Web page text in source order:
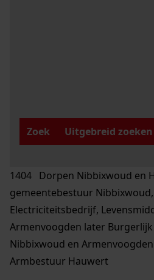
Zoek
Uitgebreid zoeken
1404 Dorpen Nibbixwoud en
gemeentebestuur
Electriciteitsbedrijf,
Armenvoogden later
Nibbixwoud en
Armbestuur Hauwert